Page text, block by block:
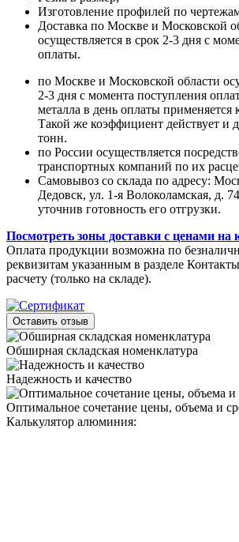
Изготовление профилей по
Доставка по Москве и Московской
осуществляется в срок 2-3 дня с
оплаты.
по Москве и Московской области
2-3 дня с момента поступления
металла в день оплаты применяется
Такой же коэффициент действует и
тонн.
по России осуществляется
транспортных компаний по их
Самовывоз со склада по адресу:
Дедовск, ул. 1-я Волоколамская, д.
уточнив готовность его отгрузки.
Посмотреть зоны доставки с ценами на
Оплата продукции возможна по
реквизитам указанным в разделе
расчету (только на складе).
Оставить отзыв
Обширная складская номенклатура
Надежность и качество
Оптимальное сочетание цены, объема и
Калькулятор алюминия: